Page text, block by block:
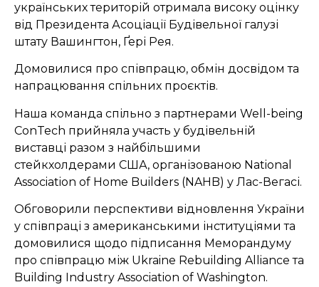
українських територій отримала високу оцінку
від Президента Асоціації Будівельної галузі
штату Вашингтон, Ґері Рея.
Домовилися про співпрацю, обмін досвідом та
напрацювання спільних проєктів.
Наша команда спільно з партнерами Well-being
ConTech прийняла участь у будівельній
виставці разом з найбільшими
стейкхолдерами США, організованою National
Association of Home Builders (NAHB) у Лас-Вегасі.
Обговорили перспективи відновлення України
у співпраці з американськими інституціями та
домовилися щодо підписання Меморандуму
про співпрацю між Ukraine Rebuilding Alliance та
Building Industry Association of Washington.